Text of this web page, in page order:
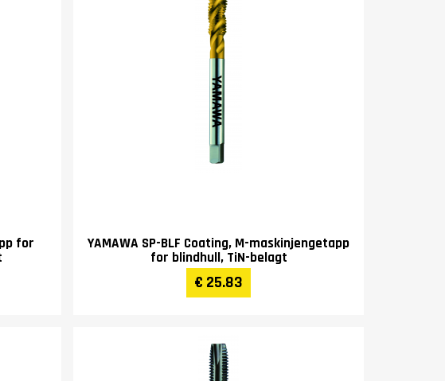
for
YAMAWA SP-BLF Coating, M-maskinjengetapp
for blindhull, TiN-belagt
€ 25.83